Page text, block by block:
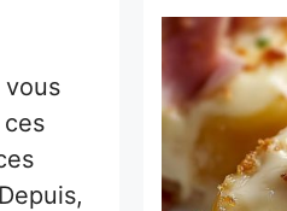
vous
ces